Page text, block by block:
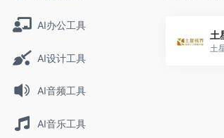
AI办公工具
AI设计工具
AI音频工具
AI音乐工具